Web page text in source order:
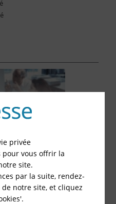
privée
pour vous offrir la
site.
par la suite, rendez-
notre site, et cliquez